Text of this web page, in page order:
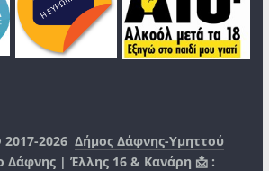
2017-2026Δήμος Δάφνης-Υμηττού
Δάφνης | Έλλης 16 & Κανάρη 📩 :